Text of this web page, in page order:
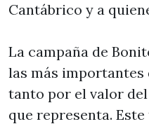
Cantábrico y a
La campaña de
las más importantes
tanto por el valor
que representa.